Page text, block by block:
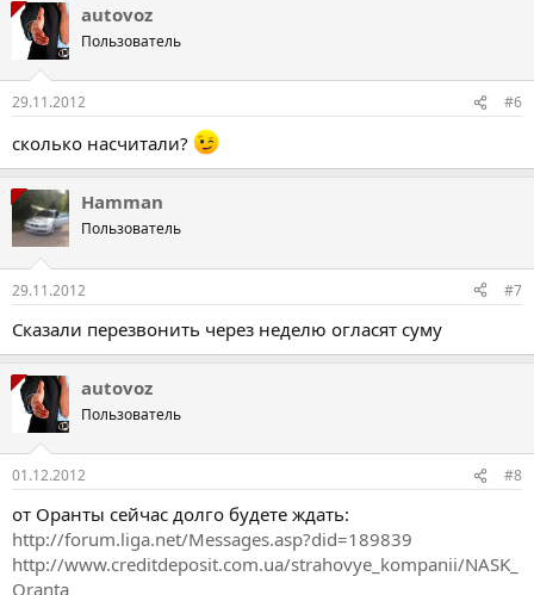
autovoz
Пользователь
29.11.2012 #6
сколько насчитали?
Hamman
Пользователь
29.11.2012 #7
Сказали перезвонить через неделю огласят суму
autovoz
Пользователь
01.12.2012 #8
от Оранты сейчас долго будете ждать:
http://forum.liga.net/Messages.asp?did=189839
http://www.creditdeposit.com.ua/strahovye_kompanii/NASK_
Oranta